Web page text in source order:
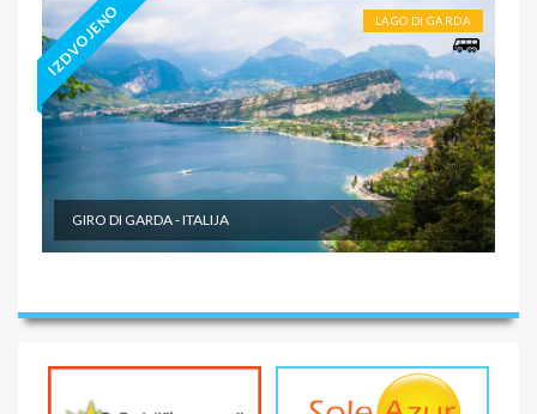
IZDVOJENO LAGO DI GARDA
GIRO DI GARDA - ITALIJA